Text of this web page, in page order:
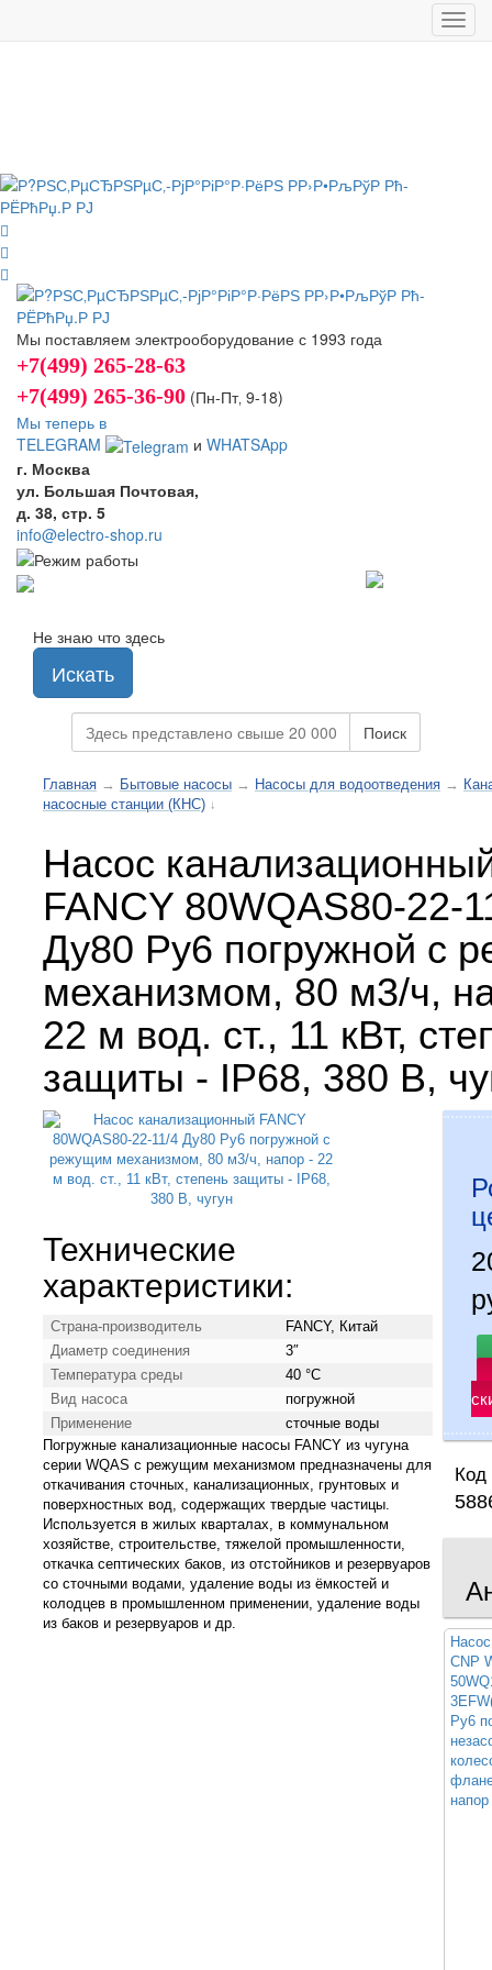
Мы поставляем электрооборудование с 1993 года
+7(499) 265-28-63
+7(499) 265-36-90 (Пн-Пт‚ 9-18)
Мы теперь в
TELEGRAM
и WHATSApp
г. Москва
ул. Большая Почтовая,
д. 38, стр. 5
info@electro-shop.ru
Не знаю что здесь
Искать
Поиск
Главная → Бытовые насосы → Насосы для водоотведения →
насосные станции (КНС) ↓
Насос
FANCY 80WQAS80-22-
Ду80 Ру6 погружной с
механизмом, 80 м3/ч,
22 м вод. ст., 11 кВт,
защиты - IP68, 380 В,
Технические
характеристики:
Страна-производитель
FANCY, Китай
Диаметр соединения
3″
Температура среды
40 °С
Вид насоса
погружной
Применение
сточные воды
Погружные канализационные насосы FANCY из чугуна
серии WQAS с режущим механизмом предназначены для
откачивания сточных, канализационных, грунтовых и
поверхностных вод, содержащих твердые частицы.
Используется в жилых кварталах, в коммунальном
хозяйстве, строительстве, тяжелой промышленности,
откачка септических баков, из отстойников и резервуаров
со сточными водами, удаление воды из ёмкостей и
колодцев в промышленном применении, удаление воды
из баков и резервуаров и др.
Код
CNP
Ру6